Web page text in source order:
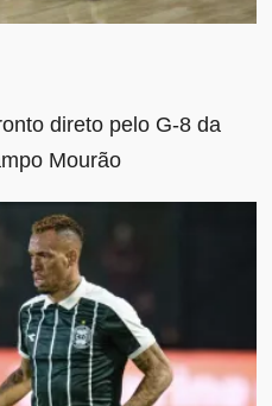
direto pelo G-8 da
Mourão